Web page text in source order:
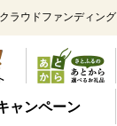
クラウドファンディング
ャンペーン